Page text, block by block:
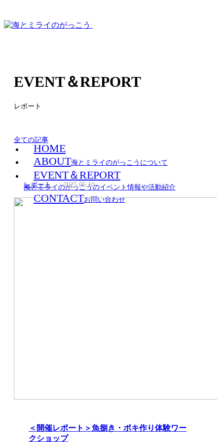
HOME
ABOUT海とミライのがっこうについて
EVENT＆REPORT
海とミライのがっこうのイベント情報や活動紹介
CONTACTお問い合わせ
EVENT＆REPORT
レポート
全ての記事
レポート 2025.05.10
＜開催レポート＞魚捌き・ポキ作り体験ワー
クショップ